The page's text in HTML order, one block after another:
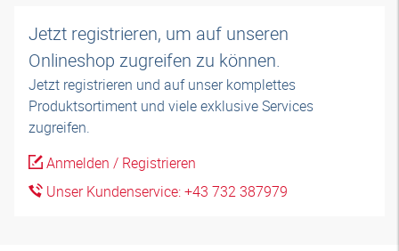
Jetzt registrieren, um auf unseren
Onlineshop zugreifen zu können.
Jetzt registrieren und auf unser komplettes
Produktsortiment und viele exklusive Services
zugreifen.
Anmelden / Registrieren
Unser Kundenservice: +43 732 387979